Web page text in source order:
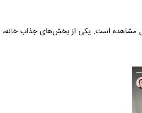
مشاهده است. یکی از بخش‌های جذاب